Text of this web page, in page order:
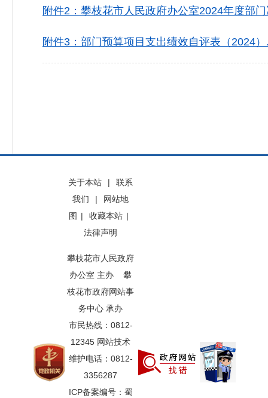
附件2：攀枝花市人民政府办公室2024年度部
附件3：部门预算项目支出绩效自评表（2024
关于本站 |
联系
我们
|
网站地
图 | 收藏本站 |
法律声明
攀枝花市人民政府
办公室 主办 攀
枝花市政府网站事
务中心 承办
市民热线：0812-
12345 网站技术
维护电话：0812-
3356287
ICP备案编号：蜀